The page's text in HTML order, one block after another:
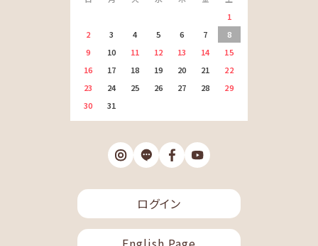
1
2
3 4 5 6 7
8
9
10 11 12 13 14
15
16
17 18 19 20 21
22
23
24 25 26 27 28
29
30
31
ログイン